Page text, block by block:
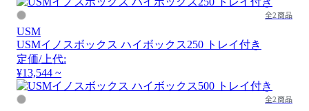
全2商品
USM
USMイノスボックス ハイボックス250 トレイ付き
定価/上代:
¥13,544 ~
全2商品